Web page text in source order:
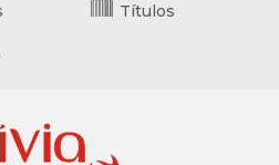
Títulos